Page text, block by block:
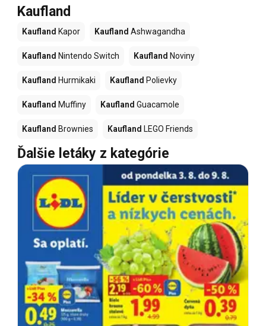
Kaufland
Kaufland Kapor Kaufland Ashwagandha
Kaufland Nintendo Switch Kaufland Noviny
Kaufland Hurmikaki Kaufland Polievky
Kaufland Muffiny Kaufland Guacamole
Kaufland Brownies Kaufland LEGO Friends
Ďalšie letáky z kategórie